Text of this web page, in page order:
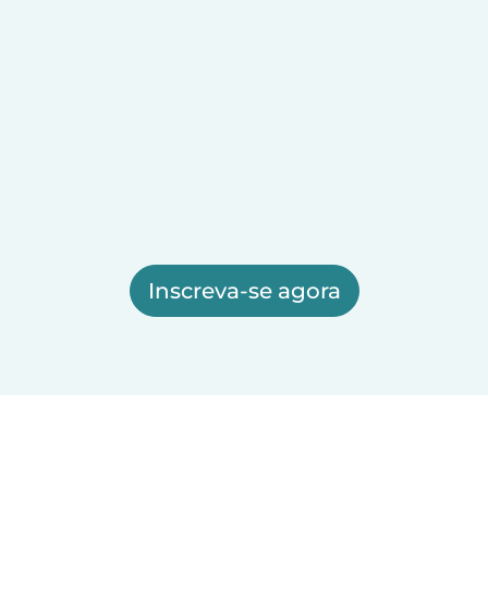
Inscreva-se agora